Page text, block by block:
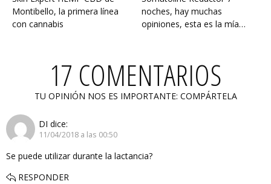
Montibello, la primera línea
con cannabis
noches, hay muchas
opiniones, esta es la mía…
17 COMENTARIOS
TU OPINIÓN NOS ES IMPORTANTE: COMPÁRTELA
DI dice:
11/04/2018 a las 00:50
Se puede utilizar durante la lactancia?
RESPONDER